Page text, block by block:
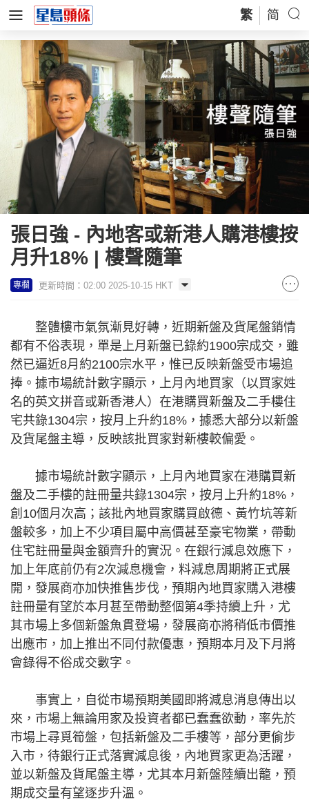
繁 简
張日強 - 內地客或新港人購港樓按
月升18% | 樓聲隨筆
專欄 更新時間：02:00 2025-10-15 HKT
整體樓市氣氛漸見好轉，近期新盤及貨尾盤銷情
都有不俗表現，單是上月新盤已錄約1900宗成交，雖
然已逼近8月約2100宗水平，惟已反映新盤受市場追
捧。據市場統計數字顯示，上月內地買家（以買家姓
名的英文拼音或新香港人）在港購買新盤及二手樓住
宅共錄1304宗，按月上升約18%，據悉大部分以新盤
及貨尾盤主導，反映該批買家對新樓較偏愛。
據市場統計數字顯示，上月內地買家在港購買新
盤及二手樓的註冊量共錄1304宗，按月上升約18%，
創10個月次高；該批內地買家購買啟德、黃竹坑等新
盤較多，加上不少項目屬中高價甚至豪宅物業，帶動
住宅註冊量與金額齊升的實況。在銀行減息效應下，
加上年底前仍有2次減息機會，料減息周期將正式展
開，發展商亦加快推售步伐，預期內地買家購入港樓
註冊量有望於本月甚至帶動整個第4季持續上升，尤
其市場上多個新盤魚貫登場，發展商亦將稍低市價推
出應市，加上推出不同付款優惠，預期本月及下月將
會錄得不俗成交數字。
事實上，自從市場預期美國即將減息消息傳出以
來，市場上無論用家及投資者都已蠢蠢欲動，率先於
市場上尋覓筍盤，包括新盤及二手樓等，部分更偷步
入市，待銀行正式落實減息後，內地買家更為活躍，
並以新盤及貨尾盤主導，尤其本月新盤陸續出籠，預
期成交量有望逐步升溫。